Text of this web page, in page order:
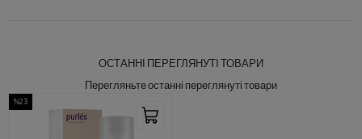
ОСТАННІ ПЕРЕГЛЯНУТІ ТОВАРИ
Перегляньте останні переглянуті товари
%23